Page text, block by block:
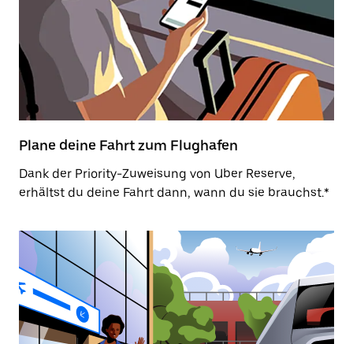
Plane deine Fahrt zum Flughafen
Dank der Priority-Zuweisung von Uber Reserve,
erhältst du deine Fahrt dann, wann du sie brauchst.*